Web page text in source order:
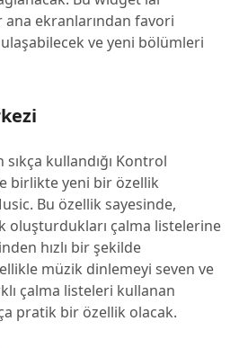
ana ekranlarından favori
ve yeni bölümleri
sıkça kullandığı Kontrol
birlikte yeni bir özellik
Bu özellik sayesinde,
oluşturdukları çalma listelerine
hızlı bir şekilde
müzik dinlemeyi seven ve
çalma listeleri kullanan
pratik bir özellik olacak.